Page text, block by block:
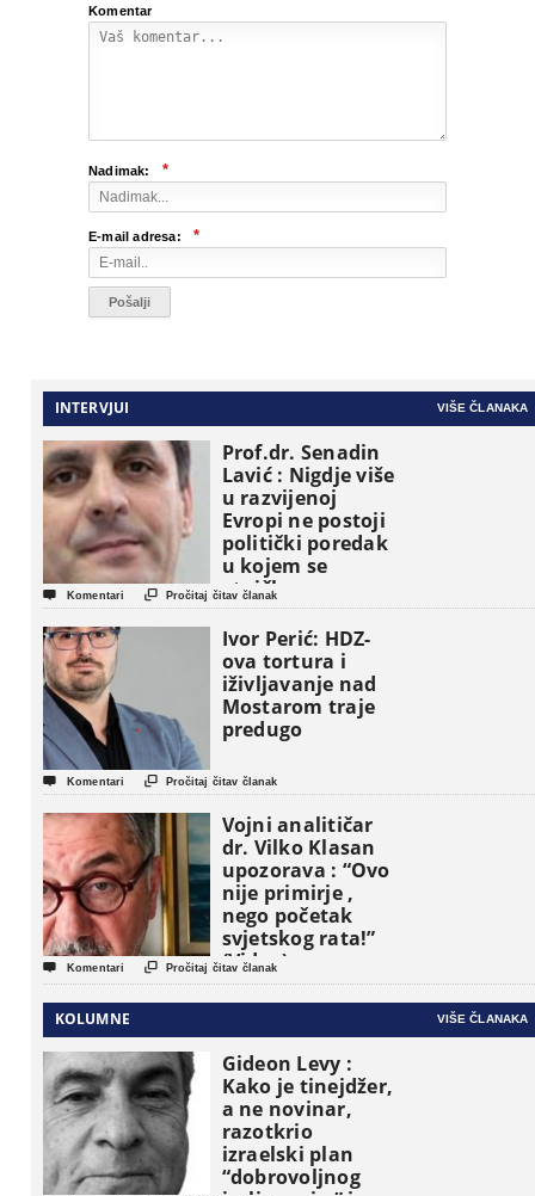
Komentar
Nadimak: *
E-mail adresa: *
INTERVJUI VIŠE ČLANAKA
Prof.dr. Senadin
Lavić : Nigdje više
u razvijenoj
Evropi ne postoji
politički poredak
u kojem se
etničke grupe
pojavljuju kao
osnovne
političke jedinice
 Komentari  Pročitaj čitav članak
Ivor Perić: HDZ-
ova tortura i
iživljavanje nad
Mostarom traje
predugo
 Komentari  Pročitaj čitav članak
Vojni analitičar
dr. Vilko Klasan
upozorava : “Ovo
nije primirje ,
nego početak
svjetskog rata!”
(Video)
 Komentari  Pročitaj čitav članak
KOLUMNE VIŠE ČLANAKA
Gideon Levy :
Kako je tinejdžer,
a ne novinar,
razotkrio
izraelski plan
“dobrovoljnog